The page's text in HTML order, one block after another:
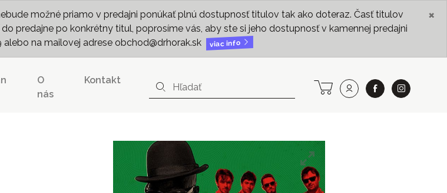
možné priamo v predajni ponúkať plnú dostupnosť titulov tak ako doteraz. Časť titulov
predajne po konkrétny titul, poprosíme vás, aby ste si jeho dostupnosť v kamennej predajni
na mailovej adrese obchod@drhorak.sk
viac info
×
O
nás
Kontakt